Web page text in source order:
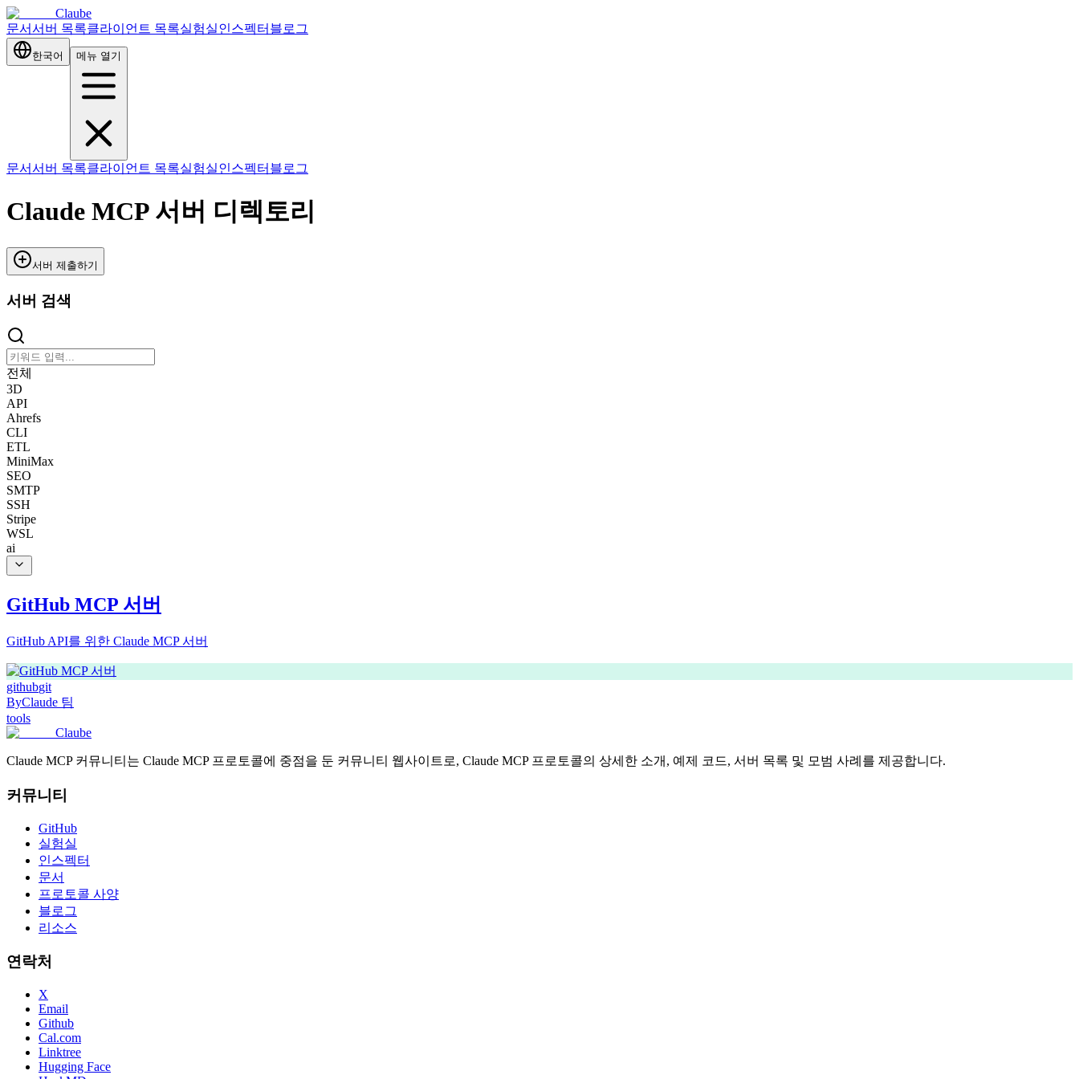
Claube
문서서버 목록클라이언트 목록실험실인스펙터 블로그
한국어 메뉴 열기
문서서버 목록클라이언트 목록실험실인스펙터 블로그
Claude MCP 서버 디렉토리
서버 제출하기
서버 검색
전체
3D
API
Ahrefs
CLI
ETL
MiniMax
SEO
SMTP
SSH
Stripe
WSL
ai
GitHub MCP 서버
GitHub API를 위한 Claude MCP 서버
githubgit
ByClaude 팀
tools
Claube
Claude MCP 커뮤니티는 Claude MCP 프로토콜에 중점을 둔 커뮤니티 웹사이트로, Claude MCP 프로토콜의 상세한 소개, 예제 코드, 서버 목록 및 모범 사례를 제공합니다.
커뮤니티
GitHub
실험실
인스펙터
문서
프로토콜 사양
블로그
리소스
연락처
X
Email
Github
Cal.com
Linktree
Hugging Face